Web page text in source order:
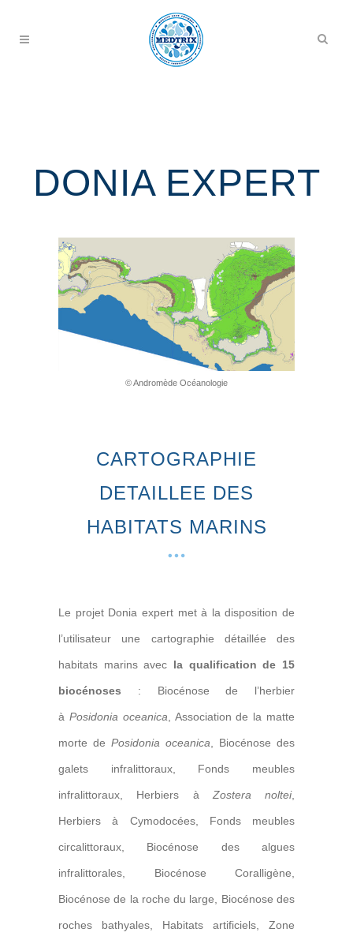
DONIA EXPERT
© Andromède Océanologie
CARTOGRAPHIE
DETAILLEE DES
HABITATS MARINS
Le projet Donia expert met à la disposition de
l’utilisateur une cartographie détaillée des
habitats marins avec la qualification de 15
biocénoses : Biocénose de l’herbier
à Posidonia oceanica , Association de la matte
morte de Posidonia oceanica , Biocénose des
galets infralittoraux, Fonds meubles
infralittoraux, Herbiers à Zostera noltei,
Herbiers à Cymodocées, Fonds meubles
circalittoraux, Biocénose des algues
infralittorales, Biocénose Coralligène,
Biocénose de la roche du large, Biocénose des
roches bathyales, Habitats artificiels, Zone